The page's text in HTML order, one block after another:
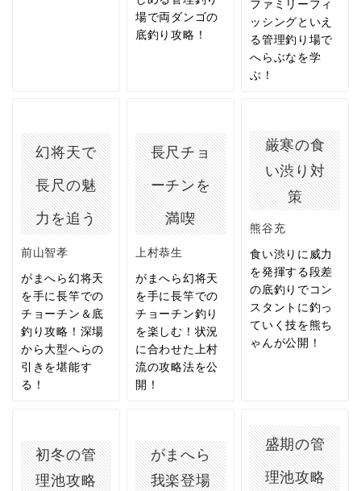
場で両ダンゴの
底釣り攻略！
ッシングといえ
る管理釣り場で
へらぶなを学
ぶ！
幻将天で
長尺の魅
力を追う
前山智孝
がまへら幻将天
を手に長竿での
チョーチン＆底
釣り攻略！深場
から大型へらの
引きを堪能す
る！
長尺チョ
ーチンを
満喫
上村恭生
がまへら幻将天
を手に長竿での
チョーチン釣り
を楽しむ！状況
に合わせた上村
流の攻略法を公
開！
厳寒の食
い渋り対
策
熊谷充
食い渋りに威力
を発揮する段差
の底釣りでコン
スタントに釣っ
ていく技を熊ち
ゃんが公開！
初冬の管
理池攻略
がまへら
我楽登場
盛期の管
理池攻略